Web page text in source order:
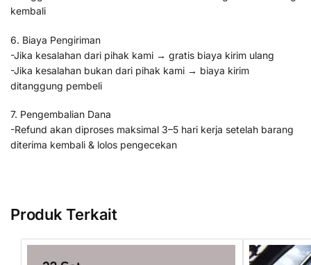
kembali
6. Biaya Pengiriman
-Jika kesalahan dari pihak kami → gratis biaya kirim ulang
-Jika kesalahan bukan dari pihak kami → biaya kirim
ditanggung pembeli
7. Pengembalian Dana
-Refund akan diproses maksimal 3–5 hari kerja setelah barang
diterima kembali & lolos pengecekan
Produk Terkait